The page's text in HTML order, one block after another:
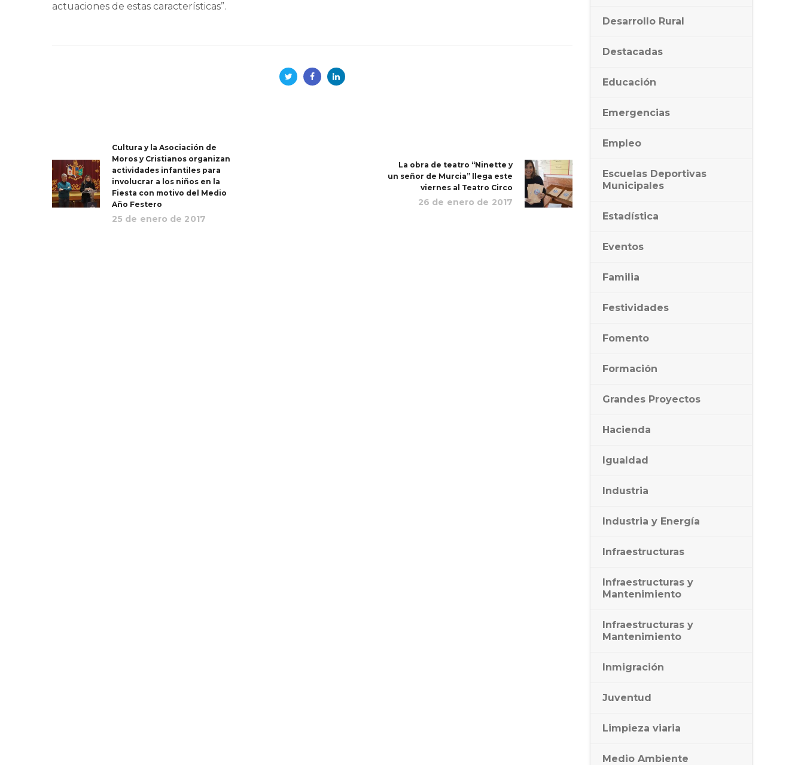
actuaciones de estas características”.
Cultura y la Asociación de
Moros y Cristianos organizan
actividades infantiles para
involucrar a los niños en la
Fiesta con motivo del Medio
Año Festero
25 de enero de 2017
La obra de teatro “Ninette y
un señor de Murcia” llega este
viernes al Teatro Circo
26 de enero de 2017
Desarrollo Rural
Destacadas
Educación
Emergencias
Empleo
Escuelas Deportivas
Municipales
Estadística
Eventos
Familia
Festividades
Fomento
Formación
Grandes Proyectos
Hacienda
Igualdad
Industria
Industria y Energía
Infraestructuras
Infraestructuras y
Mantenimiento
Infraestructuras y
Mantenimiento
Inmigración
Juventud
Limpieza viaria
Medio Ambiente